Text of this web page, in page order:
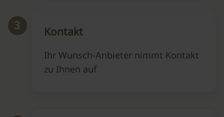
3 Kontakt
Ihr Wunsch-Anbieter nimmt Kontakt
zu Ihnen auf